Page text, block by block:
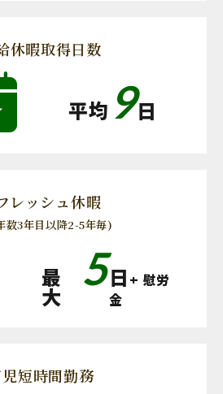
休暇取得日数
平均 9日
レッシュ休暇
数3年目以降2-5年毎)
最
大
5日 + 慰労
金
短時間勤務